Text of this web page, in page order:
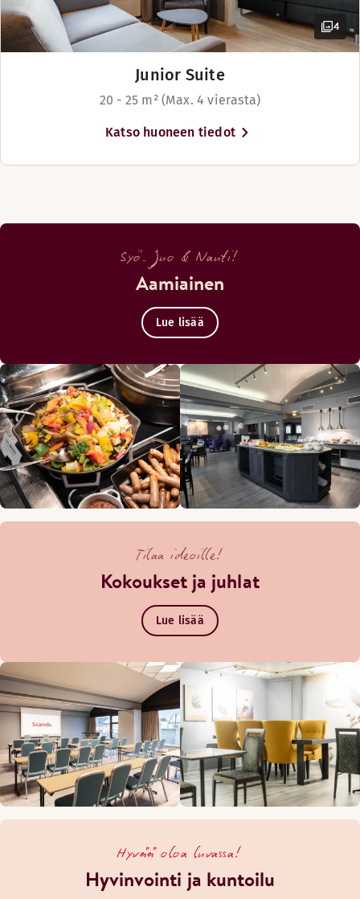
4
Junior Suite
20 - 25 m² (Max. 4 vierasta)
Katso huoneen tiedot
Syö. Juo & Nauti!
Aamiainen
Lue lisää
Tilaa ideoille!
Kokoukset ja juhlat
Lue lisää
Hyvää oloa luvassa!
Hyvinvointi ja kuntoilu